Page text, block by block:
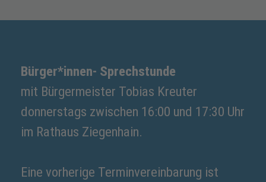
Bürger*innen- Sprechstunde
mit Bürgermeister Tobias Kreuter
donnerstags zwischen 16:00 und 17:30 Uhr
im Rathaus Ziegenhain.
Eine vorherige Terminvereinbarung ist